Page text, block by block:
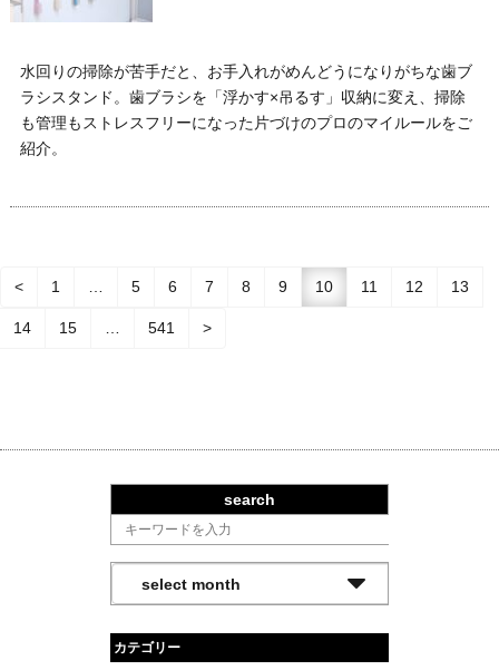
水回りの掃除が苦手だと、お手入れがめんどうになりがちな歯ブ
ラシスタンド。歯ブラシを「浮かす×吊るす」収納に変え、掃除
も管理もストレスフリーになった片づけのプロのマイルールをご
紹介。
< 1 … 5 6 7 8 9 10 11 12 13
14 15 … 541 >
search
カテゴリー